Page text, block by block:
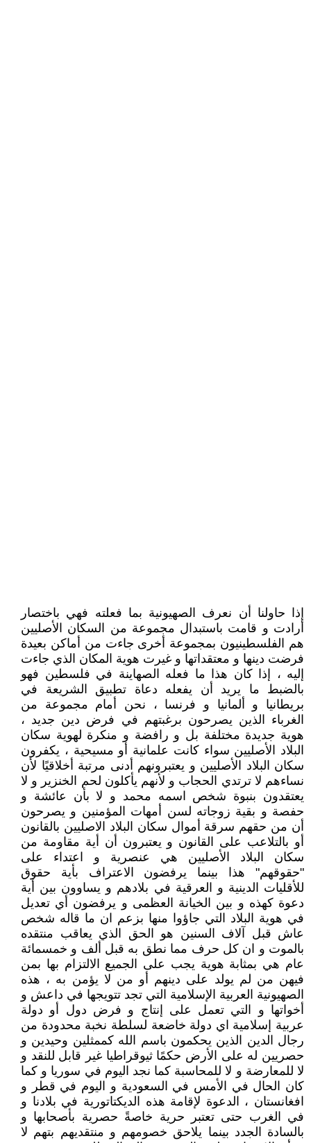
إذا حاولنا أن نعرف الصهيونية بما فعلته فهي باختصار
أرادت و قامت باستبدال مجموعة من السكان الأصليين
هم الفلسطينيون بمجموعة أخرى جاءت من أماكن بعيدة
فرضت دينها و معتقداتها و غيرت هوية المكان الذي جاءت
إليه ، إذا كان هذا ما فعله الصهاينة في فلسطين فهو
بالضبط ما يريد أن يفعله دعاة تطبيق الشريعة في
بريطانيا و ألمانيا و فرنسا ، نحن أمام مجموعة من
الغرباء الذين يصرحون برغبتهم في فرض دين جديد ،
هوية جديدة مختلفة بل و رافضة و منكرة لهوية سكان
البلاد الأصليين سواء كانت علمانية أو مسيحية ، يكفرون
سكان البلاد الأصليين و يعتبرونهم أدنى مرتبة أخلاقيًا لأن
نساءهم لا ترتدي الحجاب و لأنهم يأكلون لحم الخنزير و لا
يعتقدون بنبوة شخص اسمه محمد و لا بأن عائشة و
حفصة و بقية زوجاته لسن أمهات المؤمنين و يصرحون
أن من حقهم سرقة أموال سكان البلاد الاصليين بالقانون
أو بالتلاعب على القانون و يعتبرون أن أية مقاومة من
سكان البلاد الأصليين هي عنصرية و اعتداء على
"حقوقهم" هذا بينما يرفضون الاعتراف بأية حقوق
للأقليات الدينية و العرقية في بلادهم و يساوون بين أية
دعوة كهذه و بين الخيانة العظمى و يرفضون أي تعديل
في هوية البلاد التي جاؤوا منها بزعم ان ما قاله شخص
عاش قبل آلاف السنين هو الحق الذي يعاقب منتقده
بالموت و ان كل حرف مما نطق به قبل ألف و خمسمائة
عام هي بمثابة هوية يجب على الجميع الالتزام بها بمن
فيهن من لم يولد على دينهم أو من لا يؤمن به ، هذه
الصهيونية العربية الإسلامية التي تجد تتويجها في داعش و
أخواتها و التي تعمل على إنتاج و فرض دول أو دولة
عربية إسلامية اي دولة خاضعة لسلطة نخبة محدودة من
رجال الدين الذين يحكمون باسم الله كممثلين وحيدين و
حصريين له على الأرض حكمًا ثيوقراطيا غير قابل للنقد و
لا للمعارضة و لا للمحاسبة كما نجد اليوم في سوريا و كما
كان الحال في الأمس في السعودية و اليوم في قطر و
افغانستان ، الدعوة لإقامة هذه الديكتاتورية في بلادنا و
في الغرب حتى تعتبر حرية خاصةً حصرية بأصحابها و
بالسادة الجدد بينما يلاحق خصومهم و منتقديهم بتهم لا